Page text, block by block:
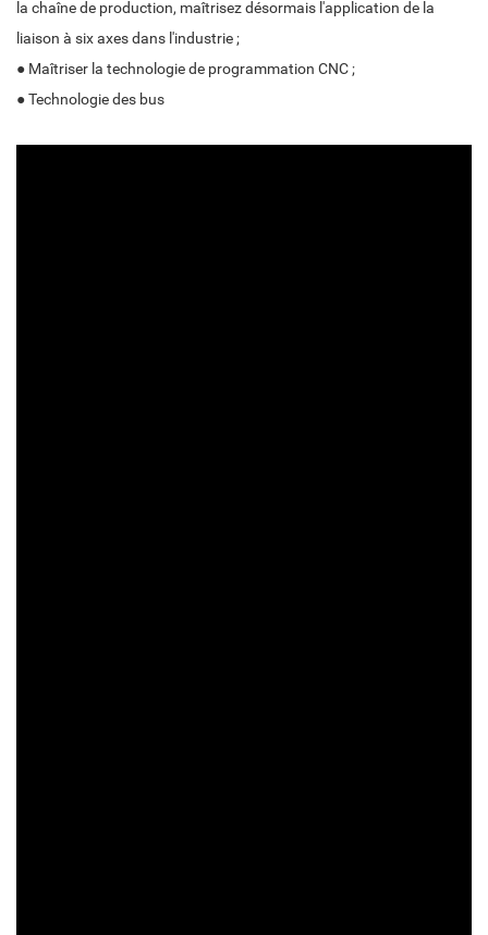
la chaîne de production, maîtrisez désormais l'application de la
liaison à six axes dans l'industrie ;
● Maîtriser la technologie de programmation CNC ;
● Technologie des bus